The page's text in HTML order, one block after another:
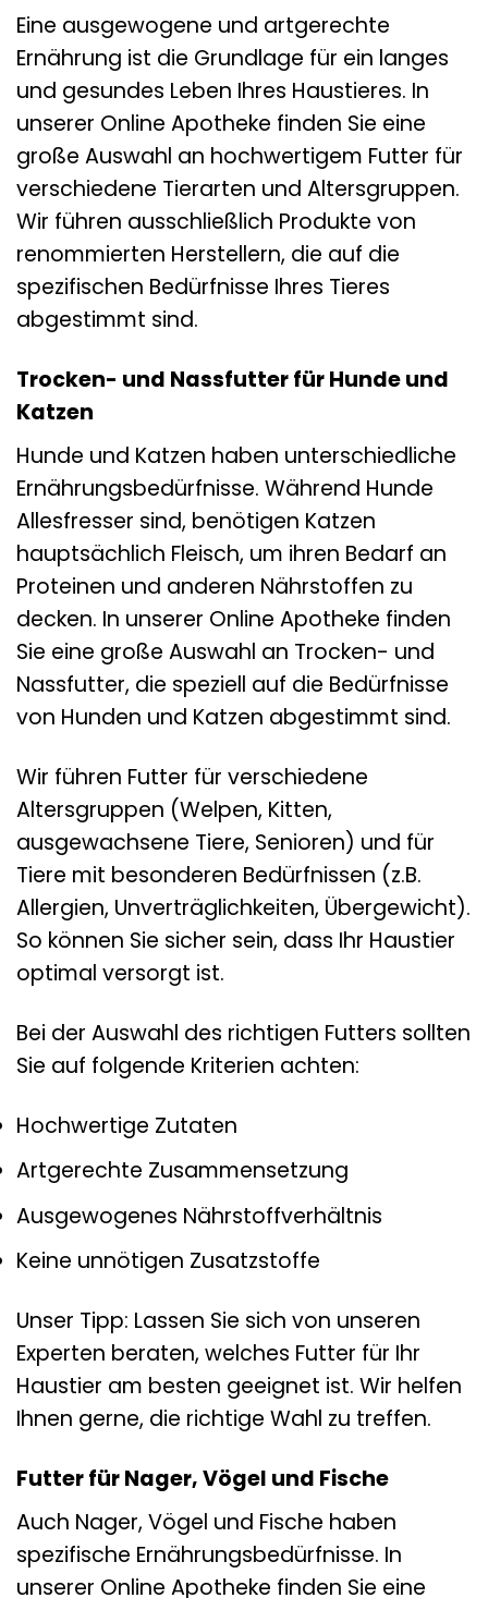
Eine ausgewogene und artgerechte
Ernährung ist die Grundlage für ein langes
und gesundes Leben Ihres Haustieres. In
unserer Online Apotheke finden Sie eine
große Auswahl an hochwertigem Futter für
verschiedene Tierarten und Altersgruppen.
Wir führen ausschließlich Produkte von
renommierten Herstellern, die auf die
spezifischen Bedürfnisse Ihres Tieres
abgestimmt sind.
Trocken- und Nassfutter für Hunde und
Katzen
Hunde und Katzen haben unterschiedliche
Ernährungsbedürfnisse. Während Hunde
Allesfresser sind, benötigen Katzen
hauptsächlich Fleisch, um ihren Bedarf an
Proteinen und anderen Nährstoffen zu
decken. In unserer Online Apotheke finden
Sie eine große Auswahl an Trocken- und
Nassfutter, die speziell auf die Bedürfnisse
von Hunden und Katzen abgestimmt sind.
Wir führen Futter für verschiedene
Altersgruppen (Welpen, Kitten,
ausgewachsene Tiere, Senioren) und für
Tiere mit besonderen Bedürfnissen (z.B.
Allergien, Unverträglichkeiten, Übergewicht).
So können Sie sicher sein, dass Ihr Haustier
optimal versorgt ist.
Bei der Auswahl des richtigen Futters sollten
Sie auf folgende Kriterien achten:
Hochwertige Zutaten
Artgerechte Zusammensetzung
Ausgewogenes Nährstoffverhältnis
Keine unnötigen Zusatzstoffe
Unser Tipp: Lassen Sie sich von unseren
Experten beraten, welches Futter für Ihr
Haustier am besten geeignet ist. Wir helfen
Ihnen gerne, die richtige Wahl zu treffen.
Futter für Nager, Vögel und Fische
Auch Nager, Vögel und Fische haben
spezifische Ernährungsbedürfnisse. In
unserer Online Apotheke finden Sie eine